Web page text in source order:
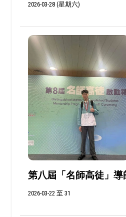
2026-03-28 (星期六)
第八屆「名師高徒」導
2026-03-22 至 31